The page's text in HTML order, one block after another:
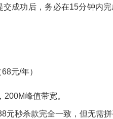
交成功后，务必在15分钟内
元/年）
200M峰值带宽。
元秒杀款完全一致，但无需拼